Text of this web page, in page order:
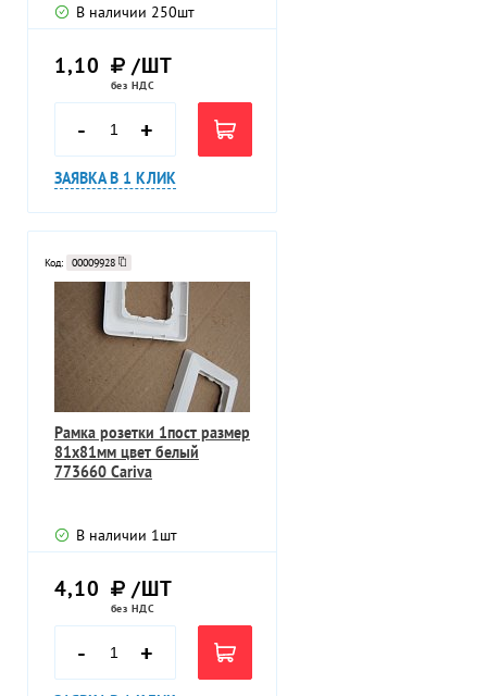
В наличии 250шт
1,10 /ШТ
без НДС
- +
ЗАЯВКА В 1 КЛИК
Код: 00009928
Рамка розетки 1пост размер
81х81мм цвет белый
773660 Cariva
В наличии 1шт
4,10 /ШТ
без НДС
- +